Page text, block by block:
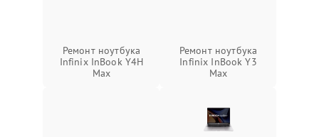
Ремонт ноутбука
Infinix InBook Y4H
Max
Ремонт ноутбука
Infinix InBook Y3
Max